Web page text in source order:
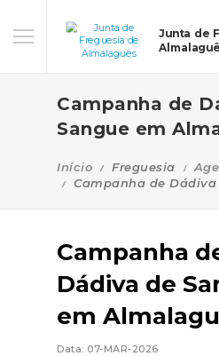
Junta de
Campanha de
Sangue em
Início Freguesia
Campanha de Dádiva
Campanha
Dádiva de
em
Data: 07-MAR-2026